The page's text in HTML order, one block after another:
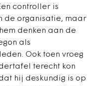
controller is
de organisatie, maar
denken aan de
als
Ook toen vroeg
terecht kon
hij deskundig is op